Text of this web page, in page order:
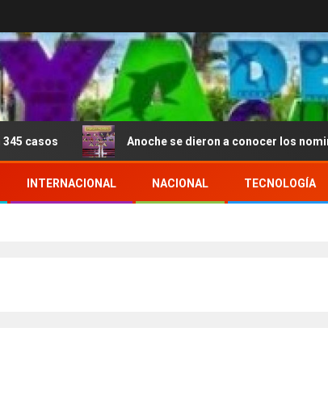
Anoche se dieron a conocer los nominados de La
INTERNACIONAL NACIONAL TECNOLOGÍA